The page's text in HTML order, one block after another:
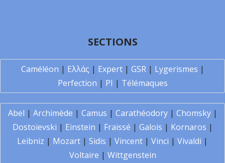
SECTIONS
Caméléon | Ελλάς | Expert| GSR| Lygerismes |
Perfection | PI | Télémaques
Abel | Archimède | Camus | Carathéodory| Chomsky|
Dostoïevski | Einstein | Fraïssé | Galois | Kornaros |
Leibniz | Mozart | Sidis | Vincent | Vinci | Vivaldi |
Voltaire | Wittgenstein